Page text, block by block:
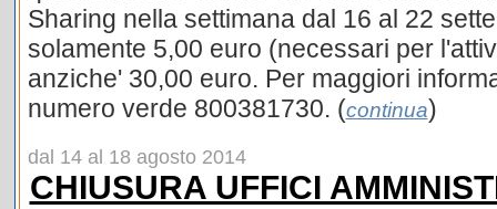
Sharing nella settimana dal 16 al 22
solamente 5,00 euro (necessari per
anziche' 30,00 euro. Per maggiori
numero verde 800381730. (continua)
dal 14 al 18 agosto 2014
CHIUSURA UFFICI